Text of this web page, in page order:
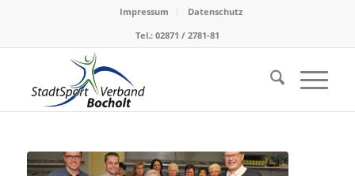
Impressum
Datenschutz
Tel.: 02871 / 2781-81